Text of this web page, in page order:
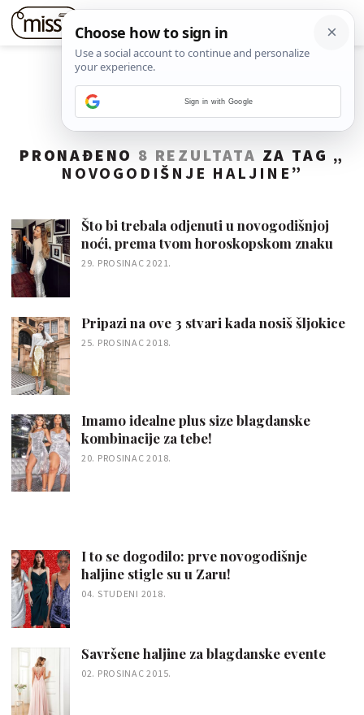
PRONAĐENO 8 REZULTATA ZA TAG „
NOVOGODIŠNJE HALJINE ”
Što bi trebala odjenuti u novogodišnjoj
noći, prema tvom horoskopskom znaku
29. PROSINAC 2021.
Pripazi na ove 3 stvari kada nosiš šljokice
25. PROSINAC 2018.
Imamo idealne plus size blagdanske
kombinacije za tebe!
20. PROSINAC 2018.
I to se dogodilo: prve novogodišnje
haljine stigle su u Zaru!
04. STUDENI 2018.
Savršene haljine za blagdanske evente
02. PROSINAC 2015.
Sign in with Google